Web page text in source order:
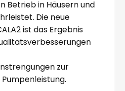
Betrieb in Häusern und
Die neue
ist das Ergebnis
zur